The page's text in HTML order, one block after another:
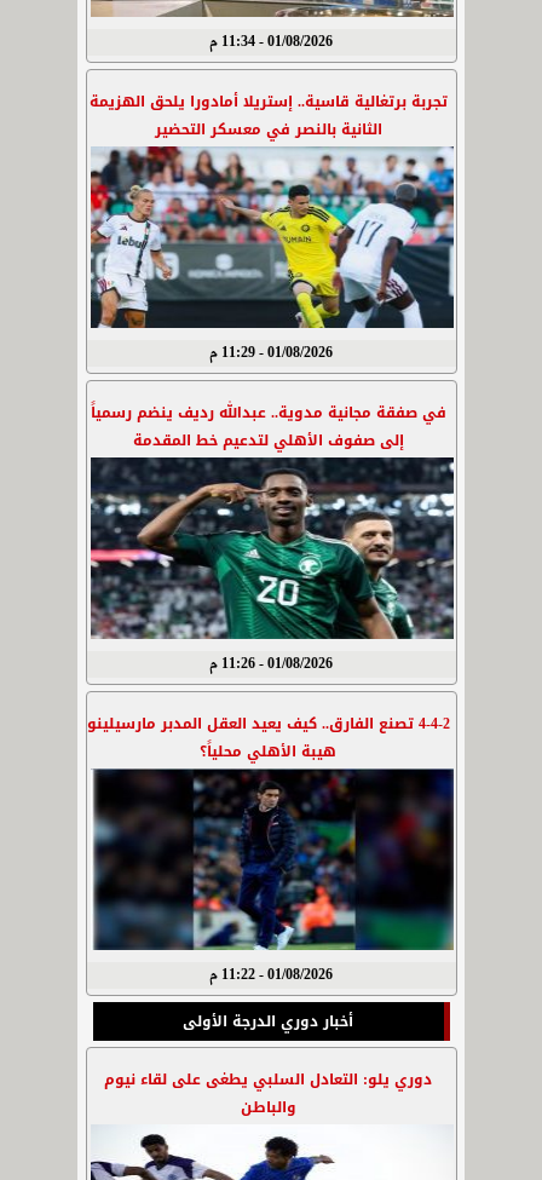
01/08/2026 - 11:34 م
تجربة برتغالية قاسية.. إستريلا أمادورا يلحق الهزيمة
الثانية بالنصر في معسكر التحضير
01/08/2026 - 11:29 م
في صفقة مجانية مدوية.. عبدالله رديف ينضم رسمياً
إلى صفوف الأهلي لتدعيم خط المقدمة
01/08/2026 - 11:26 م
4-4-2 تصنع الفارق.. كيف يعيد العقل المدبر مارسيلينو
هيبة الأهلي محلياً؟
01/08/2026 - 11:22 م
أخبار دوري الدرجة الأولى
دوري يلو: التعادل السلبي يطغى على لقاء نيوم
والباطن